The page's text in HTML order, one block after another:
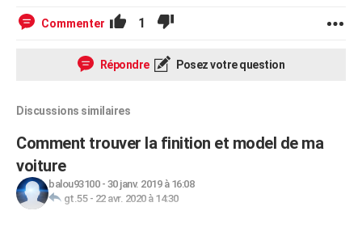
Commenter 1
Répondre Posez votre question
Discussions similaires
Comment trouver la finition et model de ma
voiture
balou93100- 30 janv. 2019 à 16:08
gt.55- 22 avr. 2020 à 14:30